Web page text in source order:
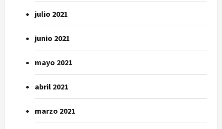
julio 2021
junio 2021
mayo 2021
abril 2021
marzo 2021